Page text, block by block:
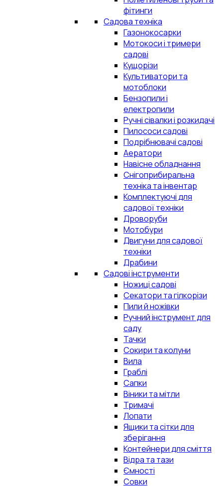
фітинги
Садова техніка
Газонокосарки
Мотокоси і тримери
садові
Кущорізи
Культиватори та
мотоблоки
Бензопили і
електропили
Ручні сівалки і розкидачі
Пилососи садові
Подрібнювачі садові
Аератори
Навісне обладнання
Снігоприбиральна
техніка та інвентар
Комплектуючі для
садової техніки
Дроворуби
Мотобури
Двигуни для садової
техніки
Драбини
Садові інструменти
Ножиці садові
Секатори та гілкорізи
Пили й ножівки
Ручний інструмент для
саду
Тачки
Сокири та колуни
Вила
Граблі
Сапки
Віники та мітли
Тримачі
Лопати
Ящики та сітки для
зберігання
Контейнери для сміття
Відра та тази
Ємності
Совки